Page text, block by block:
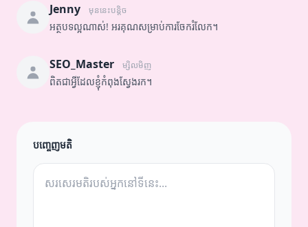
Jenny មុននេះបន្តិច
អត្ថបទល្អណាស់! អរគុណសម្រាប់ការចែករំលែក។
SEO_Master ម្សិលមិញ
ពិតជាអ្វីដែលខ្ញុំកំពុងស្វែងរក។
បញ្ចេញមតិ